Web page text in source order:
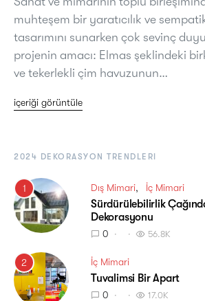
muhteşem bir yaratıcılık ve
tasarımını sunarken çok sevinç
projenin amacı: Elmas şeklindeki
ve tekerlekli çim havuzunun…
içeriği görüntüle
2024 DEKORASYON TRENDLERI
1 Dış Mimari İç Mimari
Sürdürülebilirlik
Dekorasyonu
0 56.8K
2 İç Mimari
Tuvalimsi Bir Apart
0 17.0K